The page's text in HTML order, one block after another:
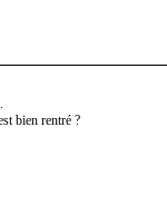
bien rentré ?